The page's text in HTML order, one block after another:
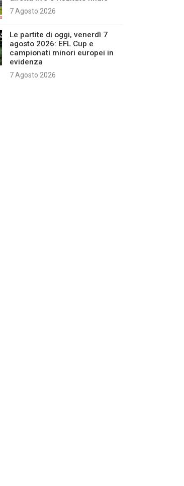
7 Agosto 2026
Le partite di oggi, venerdì 7
agosto 2026: EFL Cup e
campionati minori europei in
evidenza
7 Agosto 2026